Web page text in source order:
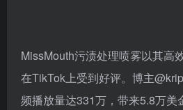
MissMouth污渍处理喷雾以其高
在TikTok上受到好评。博主
频播放量达331万，带来5.8万